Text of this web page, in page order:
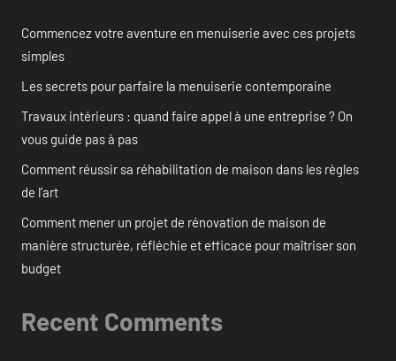
Commencez votre aventure en menuiserie avec ces projets
simples
Les secrets pour parfaire la menuiserie contemporaine
Travaux intérieurs : quand faire appel à une entreprise ? On
vous guide pas à pas
Comment réussir sa réhabilitation de maison dans les règles
de l’art
Comment mener un projet de rénovation de maison de
manière structurée, réfléchie et efficace pour maîtriser son
budget
Recent Comments